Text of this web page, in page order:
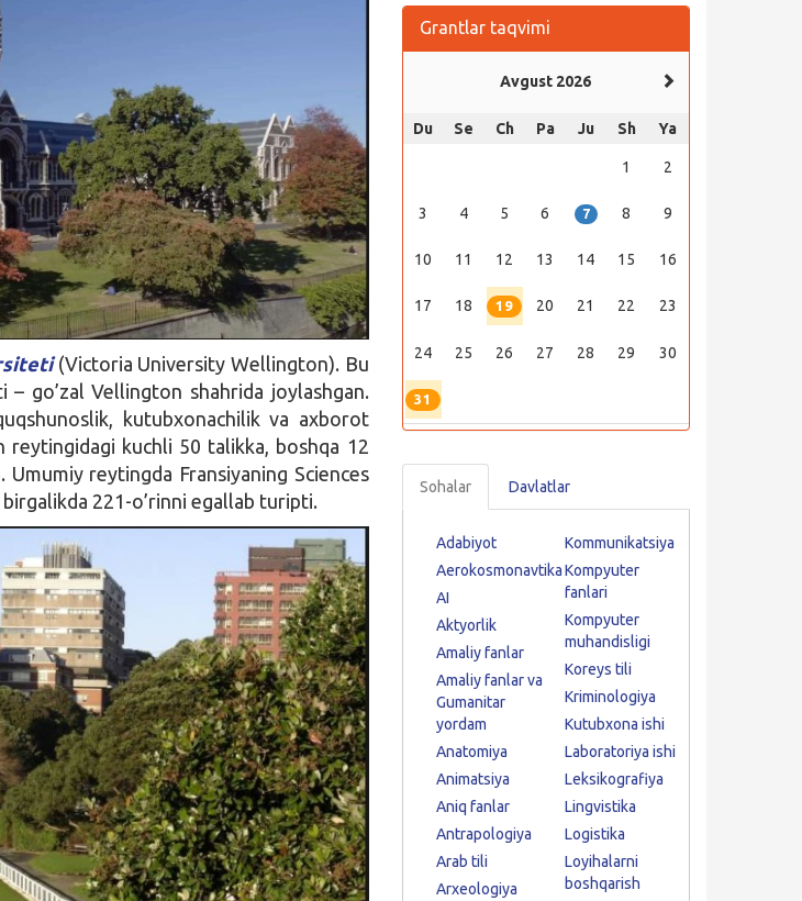
(Victoria University Wellington). Bu
go’zal Vellington shahrida joylashgan.
kutubxonachilik va axborot
reytingidagi kuchli 50 talikka, boshqa 12
reytingda Fransiyaning Sciences
221-o’rinni egallab turipti.
Grantlar taqvimi
Avgust 2026
Du Se Ch Pa Ju Sh Ya
1 2
3 4 5 6 7 8 9
10 11 12 13 14 15 16
17 18 19 20 21 22 23
24 25 26 27 28 29 30
31
Sohalar Davlatlar
Adabiyot
Aerokosmonavtika
AI
Aktyorlik
Amaliy fanlar
Amaliy fanlar va
Gumanitar
yordam
Anatomiya
Animatsiya
Aniq fanlar
Antrapologiya
Arab tili
Arxeologiya
Kommunikatsiya
Kompyuter
fanlari
Kompyuter
muhandisligi
Koreys tili
Kriminologiya
Kutubxona ishi
Laboratoriya ishi
Leksikografiya
Lingvistika
Logistika
Loyihalarni
boshqarish